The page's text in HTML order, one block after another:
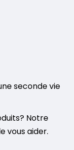
seconde vie
Notre
vous aider.